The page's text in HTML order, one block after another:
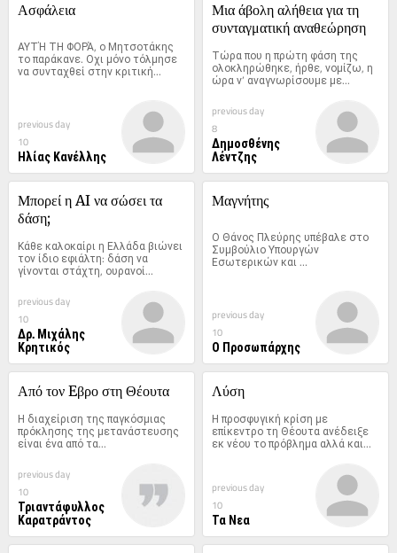
Ασφάλεια
ΑΥΤΉ ΤΗ ΦΟΡΆ, ο Μητσοτάκης
το παράκανε. Οχι μόνο τόλμησε
να συνταχθεί στην κριτική...
previous day
10
Ηλίας Κανέλλης
Μια άβολη αλήθεια για τη
συνταγματική αναθεώρηση
Τώρα που η πρώτη φάση της
ολοκληρώθηκε, ήρθε, νομίζω, η
ώρα ν’ αναγνωρίσουμε με...
previous day
8
Δημοσθένης
Λέντζης
Μπορεί η AI να σώσει τα
δάση;
Κάθε καλοκαίρι η Ελλάδα βιώνει
τον ίδιο εφιάλτη: δάση να
γίνονται στάχτη, ουρανοί...
previous day
10
Δρ. Μιχάλης
Κρητικός
Μαγνήτης
Ο Θάνος Πλεύρης υπέβαλε στο
Συμβούλιο Υπουργών
Εσωτερικών και
Μετανάστευσης της...
previous day
10
Ο Προσωπάρχης
Από τον Eβρο στη Θέουτα
Η διαχείριση της παγκόσμιας
πρόκλησης της μετανάστευσης
είναι ένα από τα...
previous day
10
Τριαντάφυλλος
Καρατράντος
Λύση
Η προσφυγική κρίση με
επίκεντρο τη Θέουτα ανέδειξε
εκ νέου το πρόβλημα αλλά και...
previous day
10
Τα Νεα